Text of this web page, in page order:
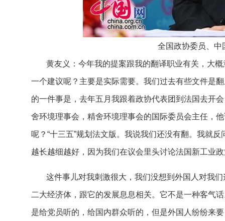
全国政协委员、中
黄友义：今年我的提案跟我的翻译职业有关，大
一个建议呢？主要是实际需要。我们过去有些文件是
的一件事是，去年五月我跟着政协代表团到法国去开
舍环境理事会，精舍环境理事会的国际委员会主任，
呢？“十三五”规划法文版。我说我们还没有翻。我就
越长越细越好，因为我们在议会里头讨论法国新工业
这件事儿对我刺激很大，我们没想到外国人对我
二大经济体，跟它的发展息息相关。它不是一种客气
是给党员听的，给国内群众听的，但是外国人纷纷来